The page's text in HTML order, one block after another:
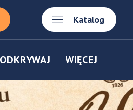
Katalog
ODKRYWAJ WIĘCEJ